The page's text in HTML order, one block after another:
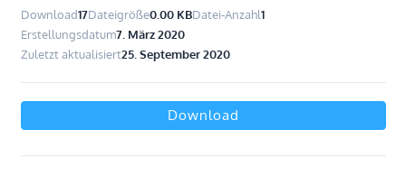
Download17Dateigröße0.00 KBDatei-Anzahl1
Erstellungsdatum7. März 2020
Zuletzt aktualisiert25. September 2020
Download